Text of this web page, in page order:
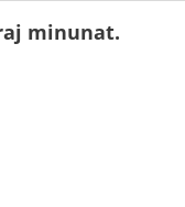
minunat.